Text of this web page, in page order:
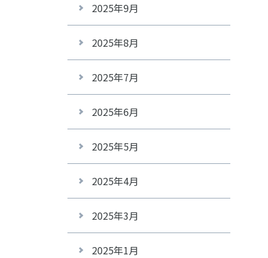
2025年9月
2025年8月
2025年7月
2025年6月
2025年5月
2025年4月
2025年3月
2025年1月